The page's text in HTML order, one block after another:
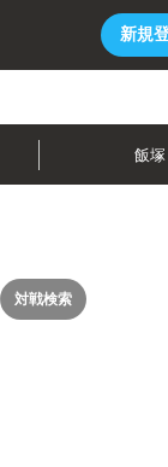
新規
飯塚
対戦検索